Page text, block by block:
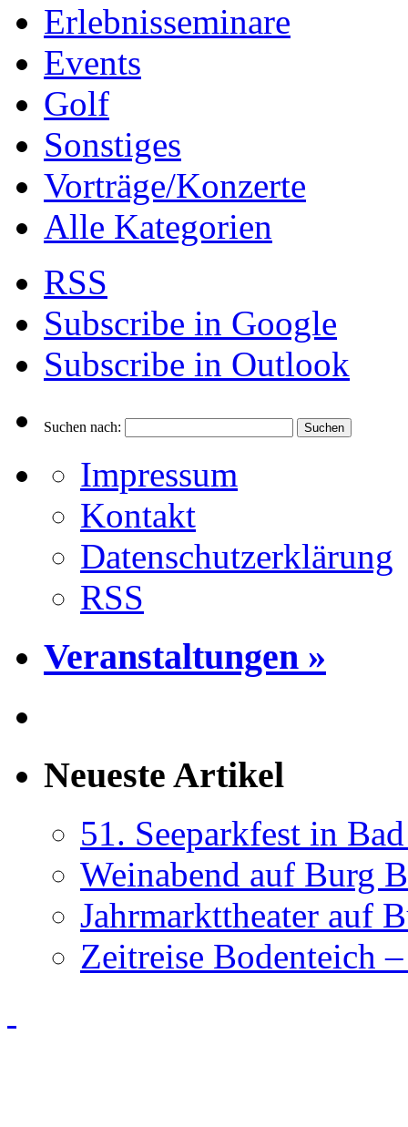
Erlebnisseminare
Events
Golf
Sonstiges
Vorträge/Konzerte
Alle Kategorien
RSS
Subscribe in Google
Subscribe in Outlook
Suchen nach:
Impressum
Kontakt
Datenschutzerklärung
RSS
Veranstaltungen »
Neueste Artikel
51. Seeparkfest in
Weinabend auf Burg
Jahrmarkttheater auf
Zeitreise Bodenteich